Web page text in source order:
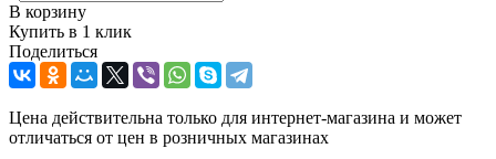
В корзину
Купить в 1 клик
Поделиться
Цена действительна только для интернет-магазина и может
отличаться от цен в розничных магазинах